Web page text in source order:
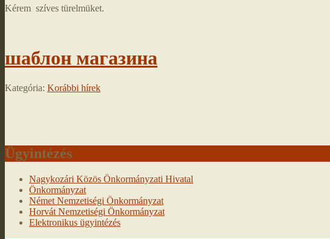
Kérem szíves türelmüket.
шаблон магазина
Kategória: Korábbi hírek
Ügyintézés
Nagykozári Közös Önkormányzati Hivatal
Önkormányzat
Német Nemzetiségi Önkormányzat
Horvát Nemzetiségi Önkormányzat
Elektronikus ügyintézés